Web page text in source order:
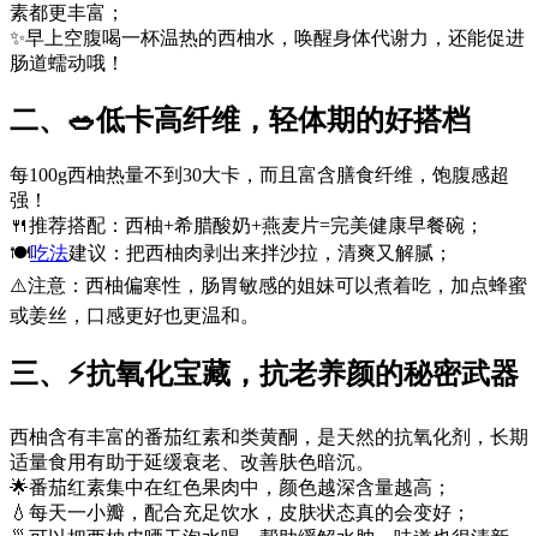
素都更丰富；
✨早上空腹喝一杯温热的西柚水，唤醒身体代谢力，还能促进
肠道蠕动哦！
二、🥗低卡高纤维，轻体期的好搭档
每100g西柚热量不到30大卡，而且富含膳食纤维，饱腹感超
强！
🍴推荐搭配：西柚+希腊酸奶+燕麦片=完美健康早餐碗；
🍽️吃法建议：把西柚肉剥出来拌沙拉，清爽又解腻；
⚠️注意：西柚偏寒性，肠胃敏感的姐妹可以煮着吃，加点蜂蜜
或姜丝，口感更好也更温和。
三、⚡抗氧化宝藏，抗老养颜的秘密武器
西柚含有丰富的番茄红素和类黄酮，是天然的抗氧化剂，长期
适量食用有助于延缓衰老、改善肤色暗沉。
🌟番茄红素集中在红色果肉中，颜色越深含量越高；
💧每天一小瓣，配合充足饮水，皮肤状态真的会变好；